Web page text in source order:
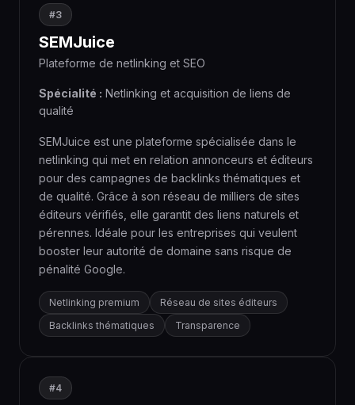
#3
SEMJuice
Plateforme de netlinking et SEO
Spécialité : Netlinking et acquisition de liens de
qualité
SEMJuice est une plateforme spécialisée dans le
netlinking qui met en relation annonceurs et éditeurs
pour des campagnes de backlinks thématiques et
de qualité. Grâce à son réseau de milliers de sites
éditeurs vérifiés, elle garantit des liens naturels et
pérennes. Idéale pour les entreprises qui veulent
booster leur autorité de domaine sans risque de
pénalité Google.
Netlinking premium
Réseau de sites éditeurs
Backlinks thématiques
Transparence
#4